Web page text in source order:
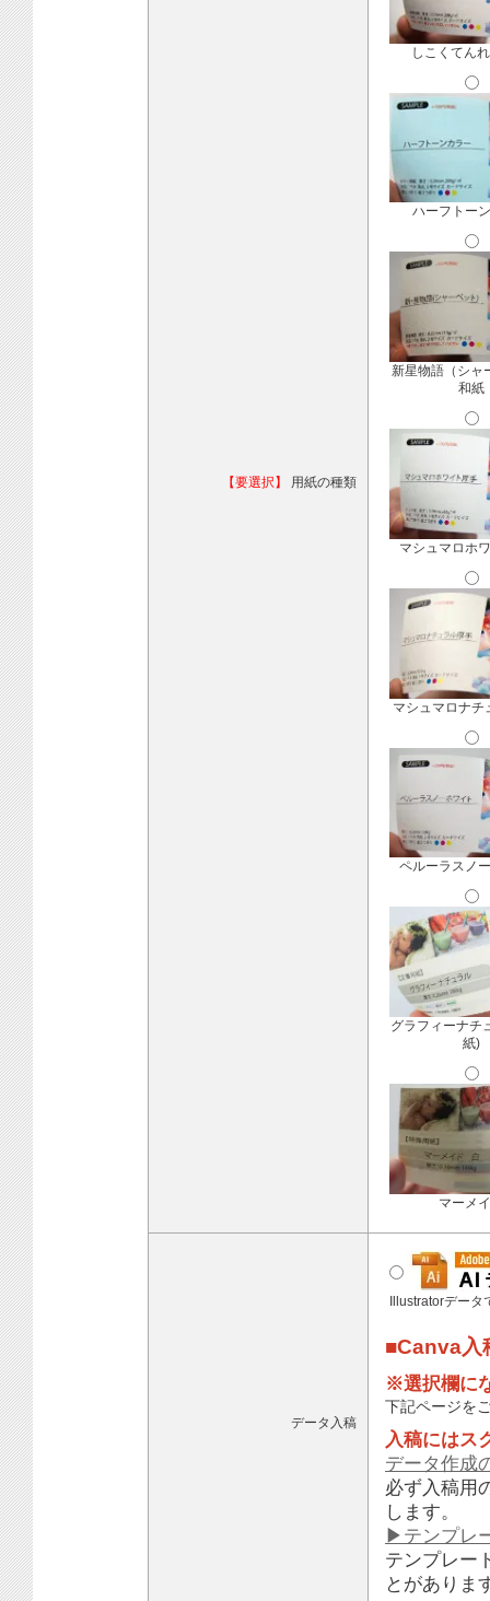
【要選択】 用紙の種類
しこくてん
ハーフトー
新星物語（シャ
和紙
マシュマロホ
マシュマロナチ
ペルーラスノ
グラフィーナチ
紙)
マーメ
データ入稿
Illustratorデータ
■Canva入
※選択欄に
下記ページを
入稿にはス
データ作成
必ず入稿用
します。
▶テンプレ
テンプレー
とがありま